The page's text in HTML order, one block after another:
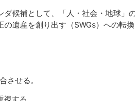
候補として、「人・社会・地球」
遺産を創り出す（SWGs）への転換
させる。
する。